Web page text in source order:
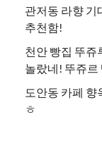
관저동 라향 기
추천함!
천안 빵집 뚜쥬
놀랐네! 뚜쥬르
도안동 카페 향
ㅎ